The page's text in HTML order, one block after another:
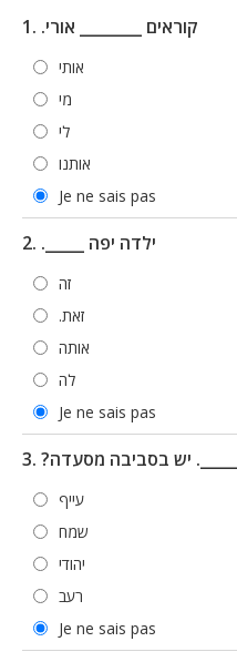
1. .קוראים ________ אורי
אותי
מי
לי
אותנו
Je ne sais pas
2. ._____ ילדה יפה
זה
.זאת
אותה
לה
Je ne sais pas
יש בסביבה מסעדה
עייף
שמח
יהודי
רעב
Je ne sais pas